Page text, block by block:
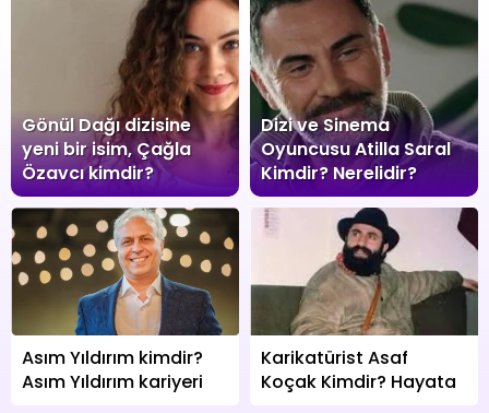
Gönül Dağı dizisine
yeni bir isim, Çağla
Özavcı kimdir?
Dizi ve Sinema
Oyuncusu Atilla Saral
Kimdir? Nerelidir?
Asım Yıldırım kimdir?
Asım Yıldırım kariyeri
Karikatürist Asaf
Koçak Kimdir? Hayata